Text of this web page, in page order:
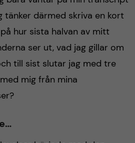
tänker därmed skriva en kort
hur sista halvan av mitt
ser ut, vad jag gillar om
till sist slutar jag med tre
mig från mina